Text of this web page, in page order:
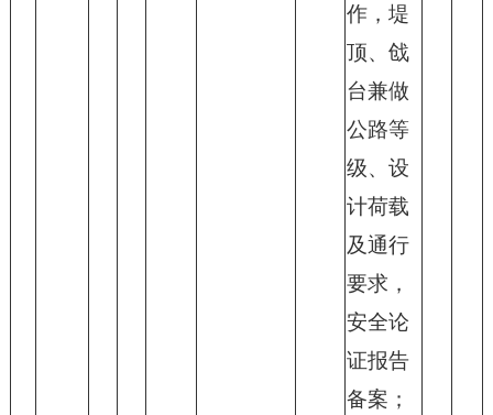
作，堤
顶、戗
台兼做
公路等
级、设
计荷载
及通行
要求，
安全论
证报告
备案；